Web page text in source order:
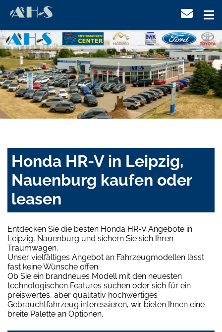
Honda HR-V in Leipzig,
Nauenburg kaufen oder
leasen
Entdecken Sie die besten Honda HR-V Angebote in
Leipzig, Nauenburg und sichern Sie sich Ihren
Traumwagen.
Unser vielfältiges Angebot an Fahrzeugmodellen lässt
fast keine Wünsche offen.
Ob Sie ein brandneues Modell mit den neuesten
technologischen Features suchen oder sich für ein
preiswertes, aber qualitativ hochwertiges
Gebrauchtfahrzeug interessieren, wir bieten Ihnen eine
breite Palette an Optionen.